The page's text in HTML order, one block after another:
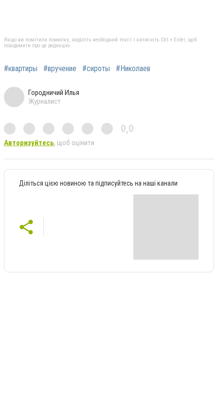
Якщо ви помітили помилку, виділіть необхідний текст і натисніть Ctrl + Enter, щоб
повідомити про це редакцію
#квартиры #вручение #сироты #Николаев
Городничий Илья
Журналист
0,0
Авторизуйтесь, щоб оцінити
Діліться цією новиною та підписуйтесь на наші канали